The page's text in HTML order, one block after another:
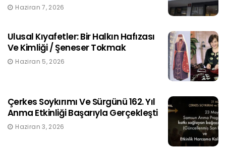
Haziran 7, 2026
Ulusal Kıyafetler: Bir Halkın Hafızası
Ve Kimliği / Şeneser Tokmak
Haziran 5, 2026
Çerkes Soykırımı Ve Sürgünü 162. Yıl
Anma Etkinliği Başarıyla Gerçekleşti
Haziran 3, 2026